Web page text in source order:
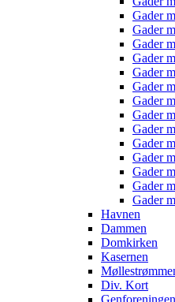
Gader
Gader
Gader
Gader
Gader
Gader
Gader
Gader
Gader
Gader
Gader
Gader
Gader
Gader
Havnen
Dammen
Domkirken
Kasernen
Div. Kort
Genforeningen